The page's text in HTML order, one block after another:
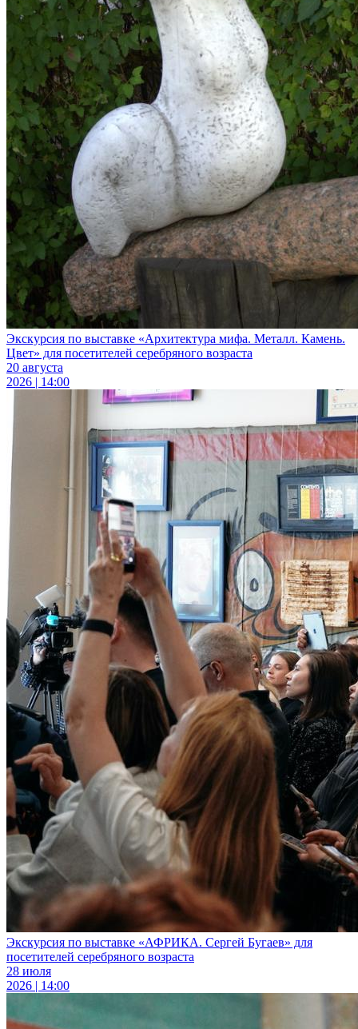
Экскурсия по выставке «Архитектура мифа. Металл. Камень.
Цвет» для посетителей серебряного возраста
20 августа
2026 | 14:00
Экскурсия по выставке «АФРИКА. Сергей Бугаев» для
посетителей серебряного возраста
28 июля
2026 | 14:00